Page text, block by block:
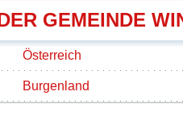
GEMEINDE
Österreich
Burgenland